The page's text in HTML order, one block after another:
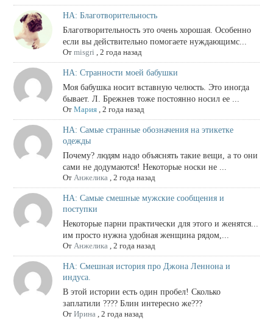
НА: Благотворительность
Благотворительность это очень хорошая. Особенно
если вы действительно помогаете нуждающимс...
От misgri , 2 года назад
НА: Странности моей бабушки
Моя бабушка носит вставную челюсть. Это иногда
бывает. Л. Брежнев тоже постоянно носил ее ...
От Мария, 2 года назад
НА: Самые странные обозначения на этикетке
одежды
Почему? людям надо объяснять такие вещи, а то они
сами не додумаются! Некоторые носки не ...
От Анжелика, 2 года назад
НА: Самые смешные мужские сообщения и
поступки
Некоторые парни практически для этого и женятся...
им просто нужна удобная женщина рядом,...
От Анжелика, 2 года назад
НА: Смешная история про Джона Леннона и
индуса.
В этой истории есть один пробел! Сколько
заплатили ???? Блин интересно же???
От Ирина, 2 года назад